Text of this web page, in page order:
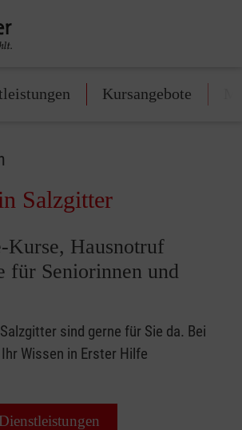
Kursangebote
Salzgitter
Kurse, Hausnotruf
für Seniorinnen und
sind gerne für Sie da. Bei
Wissen in Erster Hilfe